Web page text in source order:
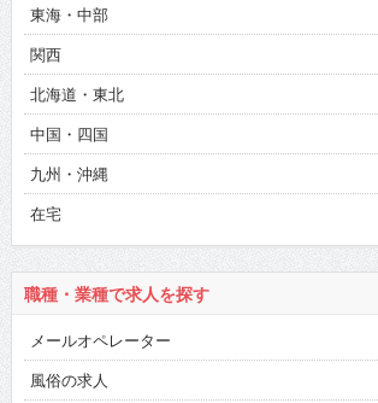
東海・中部
関西
北海道・東北
中国・四国
九州・沖縄
在宅
職種・業種で求人を探す
メールオペレーター
風俗の求人